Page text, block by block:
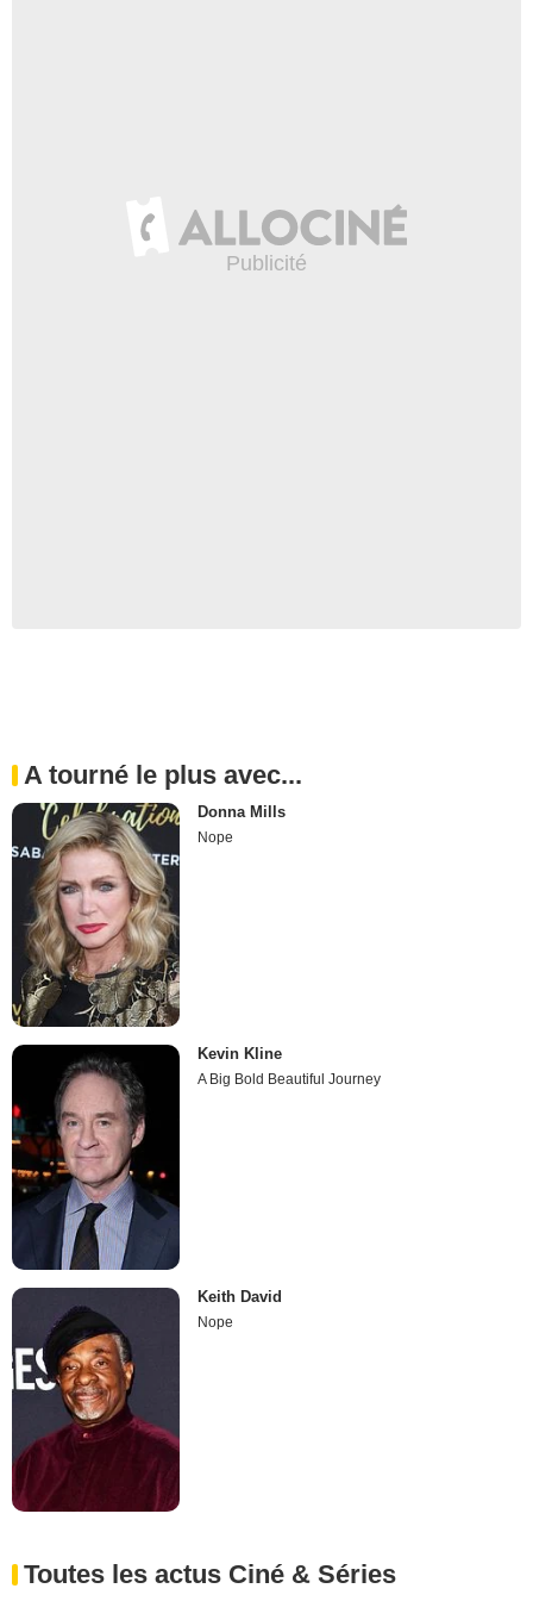
A tourné le plus avec...
Donna Mills
Nope
Kevin Kline
A Big Bold Beautiful Journey
Keith David
Nope
Toutes les actus Ciné & Séries